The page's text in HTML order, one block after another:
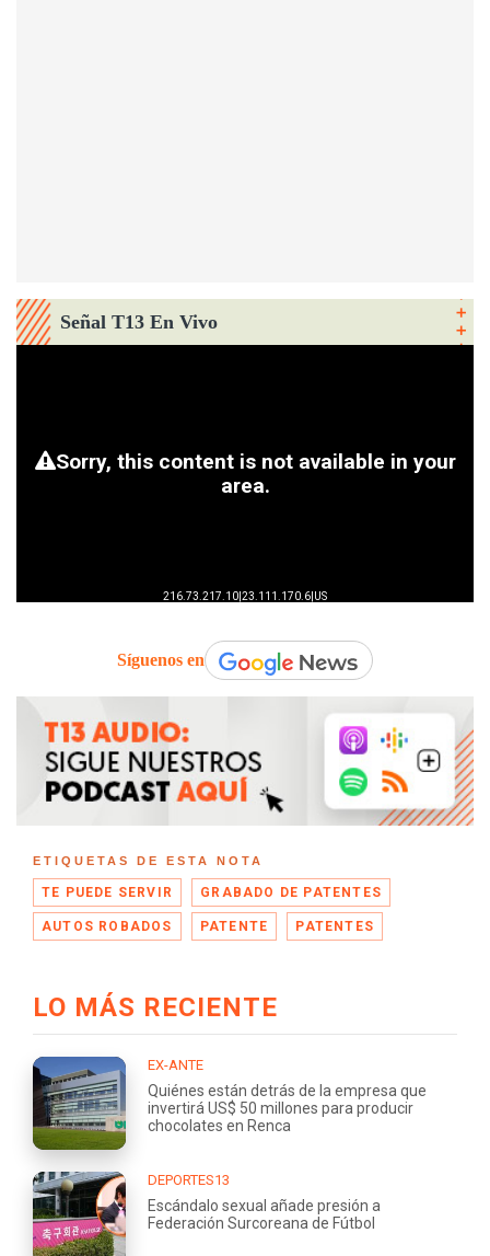
Señal T13 En Vivo
Síguenos en
ETIQUETAS DE ESTA NOTA
TE PUEDE SERVIR GRABADO DE PATENTES
AUTOS ROBADOS PATENTE PATENTES
LO MÁS RECIENTE
EX-ANTE
Quiénes están detrás de la empresa que
invertirá US$ 50 millones para producir
chocolates en Renca
DEPORTES13
Escándalo sexual añade presión a
Federación Surcoreana de Fútbol